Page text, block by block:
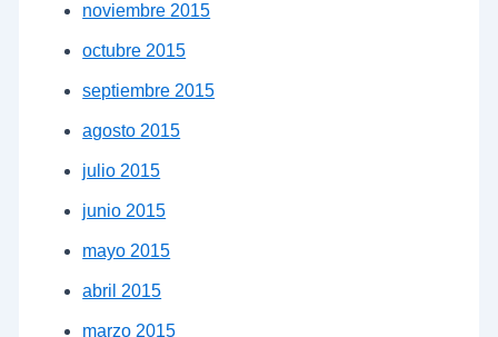
noviembre 2015
octubre 2015
septiembre 2015
agosto 2015
julio 2015
junio 2015
mayo 2015
abril 2015
marzo 2015